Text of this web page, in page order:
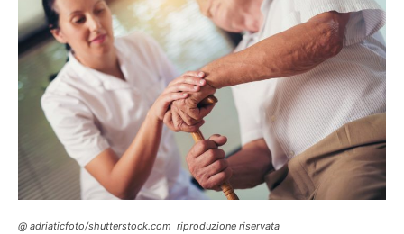
@ adriaticfoto/shutterstock.com_riproduzione riservata